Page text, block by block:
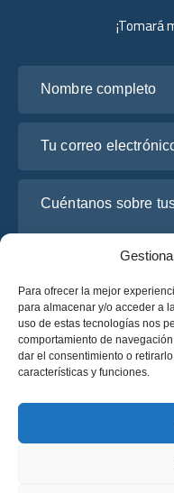
Para ofrecer la mejor
para almacenar y/o acceder a
uso de estas tecnologías nos
comportamiento de
dar el consentimiento o
características y funciones.
¡Tomará
He leído y acepto la